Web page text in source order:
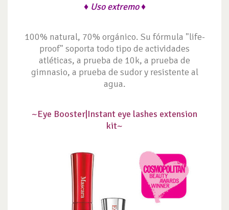
♦ Uso extremo ♦
100% natural, 70% orgánico. Su fórmula "life-
proof" soporta todo tipo de actividades
atléticas, a prueba de 10k, a prueba de
gimnasio, a prueba de sudor y resistente al
agua.
~Eye Booster|Instant eye lashes extension
kit~